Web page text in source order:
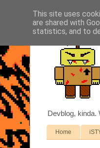
Devblog, kinda.
Home
This site uses
are shared with
statistics, and to